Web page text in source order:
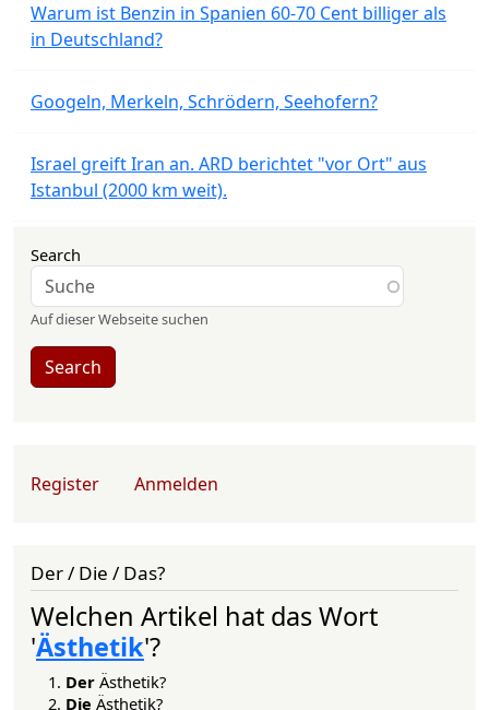
Warum ist Benzin in Spanien 60-70 Cent billiger als
in Deutschland?
Googeln, Merkeln, Schrödern, Seehofern?
Israel greift Iran an. ARD berichtet "vor Ort" aus
Istanbul (2000 km weit).
Search
Auf dieser Webseite suchen
Search
User account menu
Register Anmelden
Der / Die / Das?
Welchen Artikel hat das Wort
'Ästhetik'?
Der Ästhetik?
Die Ästhetik?